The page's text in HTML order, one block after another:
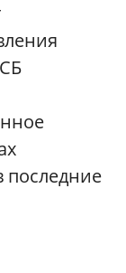
последние